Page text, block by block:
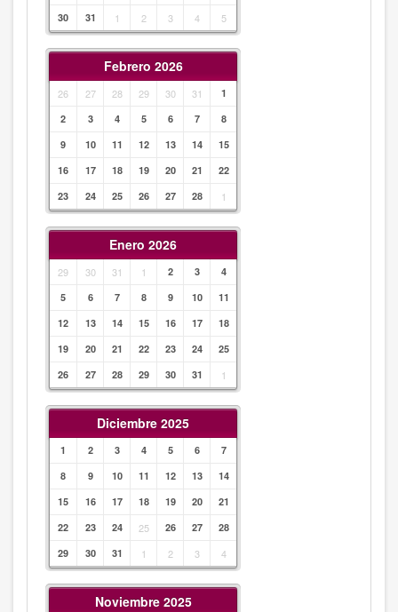
30
31 1 2 3 4 5
Febrero 2026
26 27 28 29 30 31
1
2
3 4 5 6 7
8
9
10 11 12 13 14
15
16
17 18 19 20 21
22
23
24 25 26 27 28 1
Enero 2026
29 30 31 1 2 3
4
5
6 7 8 9 10
11
12
13 14 15 16 17
18
19
20 21 22 23 24
25
26
27 28 29 30 31 1
Diciembre 2025
1 2 3 4 5 6
7
8
9 10 11 12 13
14
15
16 17 18 19 20
21
22
23 24 25 26 27
28
29
30 31 1 2 3 4
Noviembre 2025